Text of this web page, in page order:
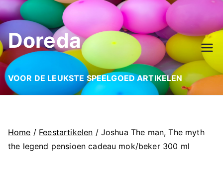
Ga
naar
de
inhoud
Doreda
VOOR DE LEUKSTE SPEELGOED ARTIKELEN
Home / Feestartikelen / Joshua The man, The myth
the legend pensioen cadeau mok/beker 300 ml